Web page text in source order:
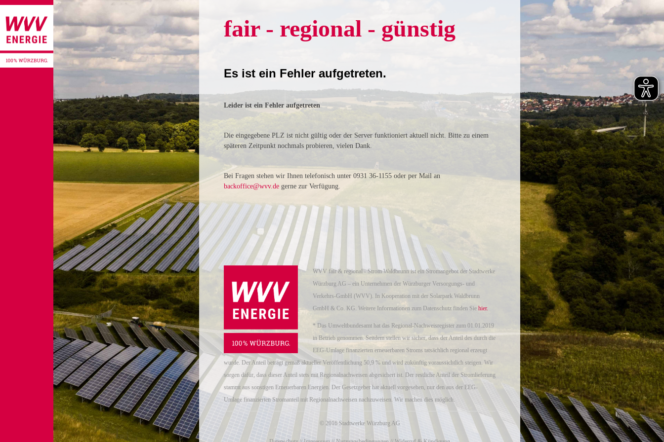
fair - regional - günstig
Es ist ein Fehler aufgetreten.
Leider ist ein Fehler aufgetreten
Die eingegebene PLZ ist nicht gültig oder der Server funktioniert aktuell nicht. Bitte zu einem
späteren Zeitpunkt nochmals probieren, vielen Dank.
Bei Fragen stehen wir Ihnen telefonisch unter 0931 36-1155 oder per Mail an
backoffice@wvv.de gerne zur Verfügung.
WVV fair & regional - Strom Waldbrunn ist ein Stromangebot der Stadtwerke
Würzburg AG – ein Unternehmen der Würzburger Versorgungs- und
Verkehrs-GmbH (WVV). In Kooperation mit der Solarpark Waldbrunn
GmbH & Co. KG. Weitere Informationen zum Datenschutz finden Siehier.
* Das Umweltbundesamt hat das Regional-Nachweisregister zum 01.01.2019
in Betrieb genommen. Seitdem stellen wir sicher, dass der Anteil des durch die
EEG-Umlage finanzierten erneuerbaren Stroms tatsächlich regional erzeugt
wurde. Der Anteil beträgt gemäß aktueller Veröffentlichung 50,9 % und wird zukünftig voraussichtlich steigen. Wir
sorgen dafür, dass dieser Anteil stets mit Regionalnachweisen abgesichert ist. Der restliche Anteil der Stromlieferung
stammt aus sonstigen Erneuerbaren Energien. Der Gesetzgeber hat aktuell vorgesehen, nur den aus der EEG-
Umlage finanzierten Stromanteil mit Regionalnachweisen nachzuweisen. Wir machen dies möglich.
© 2016 Stadtwerke Würzburg AG